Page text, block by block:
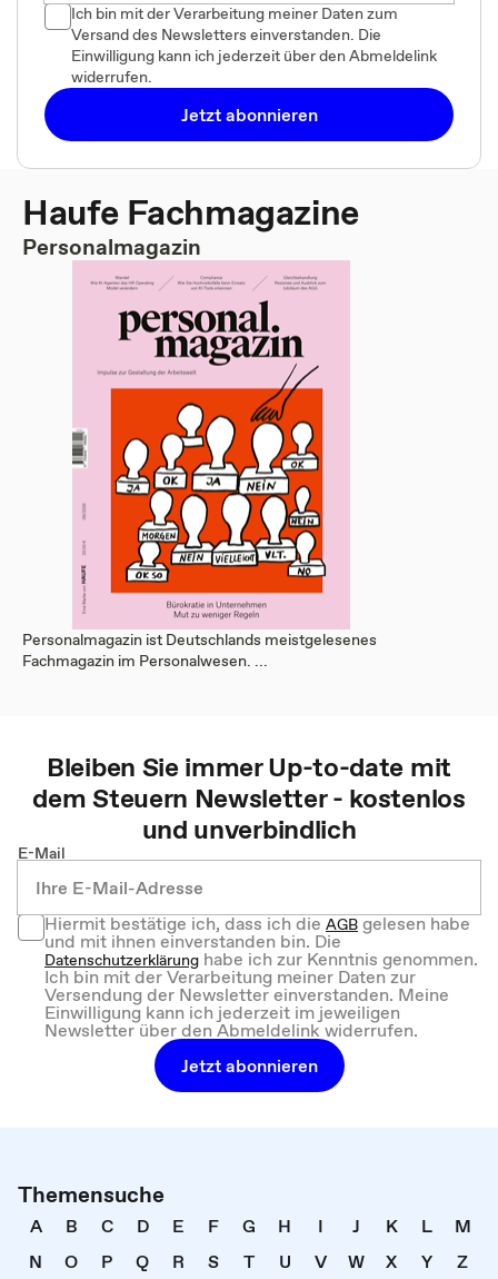
Ich bin mit der Verarbeitung meiner Daten zum
Versand des Newsletters einverstanden. Die
Einwilligung kann ich jederzeit über den Abmeldelink
widerrufen.
Jetzt abonnieren
Haufe Fachmagazine
Personalmagazin
Personalmagazin ist Deutschlands meistgelesenes
Fachmagazin im Personalwesen. ...
Bleiben Sie immer Up-to-date mit
demSteuern Newsletter - kostenlos
und unverbindlich
E-Mail
Hiermit bestätige ich, dass ich dieAGBgelesen habe
und mit ihnen einverstanden bin. Die
Datenschutzerklärung habe ich zur Kenntnis genommen.
Ich bin mit der Verarbeitung meiner Daten zur
Versendung der Newsletter einverstanden. Meine
Einwilligung kann ich jederzeit im jeweiligen
Newsletter über den Abmeldelink widerrufen.
Jetzt abonnieren
Themensuche
A B C D E F G H I J K L
M
N
O P Q R S T U V W X Y
Z